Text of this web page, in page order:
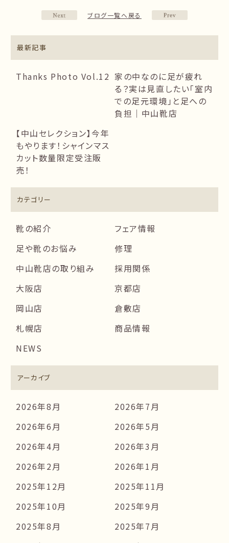
ブログ一覧へ戻る
最新記事
Thanks Photo Vol.12 家の中なのに足が疲れ
る？実は見直したい「室内
での足元環境」と足への
負担｜中山靴店
【中山セレクション】今年
もやります！シャインマス
カット数量限定受注販
売！
カテゴリー
靴の紹介
フェア情報
足や靴のお悩み
修理
中山靴店の取り組み
採用関係
大阪店
京都店
岡山店
倉敷店
札幌店
商品情報
NEWS
アーカイブ
2026年8月
2026年7月
2026年6月
2026年5月
2026年4月
2026年3月
2026年2月
2026年1月
2025年12月
2025年11月
2025年10月
2025年9月
2025年8月
2025年7月